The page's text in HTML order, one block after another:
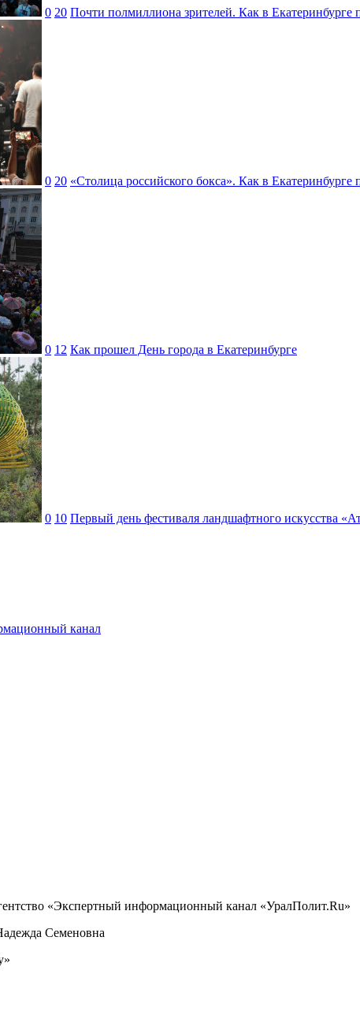
0 20 Почти полмиллиона зрителей. Как в
0 20 «Столица российского бокса». Как в
0 12 Как прошел День города в Екатеринбурге
0 10 Первый день фестиваля ландшафтного искусства
канал
«Экспертный информационный канал «УралПолит.Ru»
Семеновна